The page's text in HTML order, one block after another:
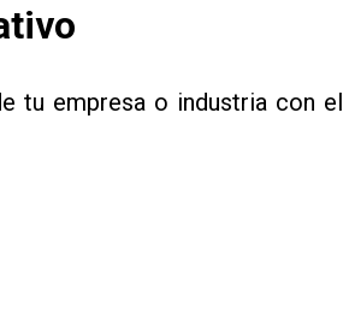
tu empresa o industria con el